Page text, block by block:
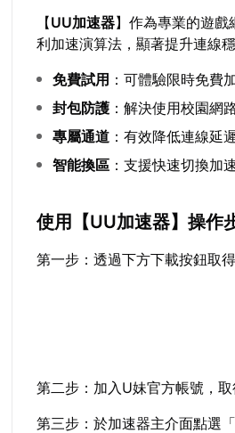
【UU加速器】作為專業的遊
利加速演算法，顯著提升連線
免費試用 ：可體驗限時免費
封包防護 ：解決使用校園網
專屬通道 ：有效降低連線延
智能換區 ：支援快速切換加
使用【UU加速器】操作
第一步：透過下方下載按鈕取
第二步：加入U妹官方帳號，取
第三步：於加速器主介面點選